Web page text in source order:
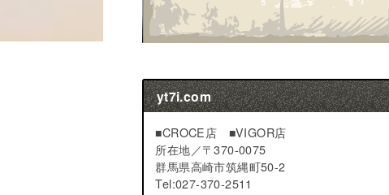
yt7i.com
■CROCE店 ■VIGOR店
所在地／〒370-0075
群馬県高崎市筑縄町50-2
Tel:027-370-2511